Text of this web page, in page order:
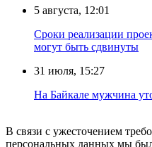
5 августа, 12:01
Сроки реализации
могут быть сдвинуты
31 июля, 15:27
Нa Бaйкaлe мyжчинa
В связи с ужесточением
персональных данных мы